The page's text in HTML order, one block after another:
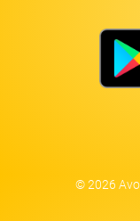
© 2026